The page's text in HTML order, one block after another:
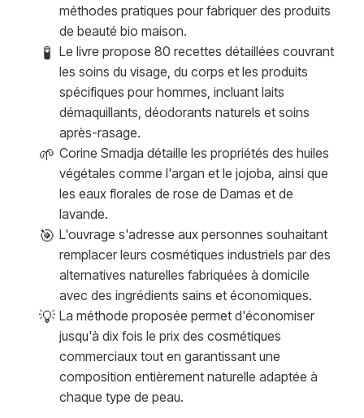
méthodes pratiques pour fabriquer des produits
de beauté bio maison.
🧪 Le livre propose 80 recettes détaillées couvrant
les soins du visage, du corps et les produits
spécifiques pour hommes, incluant laits
démaquillants, déodorants naturels et soins
après-rasage.
🌱 Corine Smadja détaille les propriétés des huiles
végétales comme l'argan et le jojoba, ainsi que
les eaux florales de rose de Damas et de
lavande.
🎯 L'ouvrage s'adresse aux personnes souhaitant
remplacer leurs cosmétiques industriels par des
alternatives naturelles fabriquées à domicile
avec des ingrédients sains et économiques.
💡 La méthode proposée permet d'économiser
jusqu'à dix fois le prix des cosmétiques
commerciaux tout en garantissant une
composition entièrement naturelle adaptée à
chaque type de peau.